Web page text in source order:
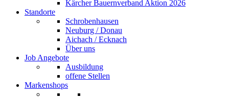
Kärcher Bauernverband Aktion 2026
Standorte
Schrobenhausen
Neuburg / Donau
Aichach / Ecknach
Über uns
Job Angebote
Ausbildung
offene Stellen
Markenshops